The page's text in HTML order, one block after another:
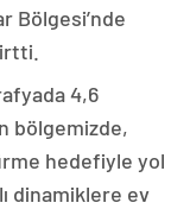
Bölgesi’nde
4,6
bölgemizde,
hedefiyle yol
dinamiklere ev